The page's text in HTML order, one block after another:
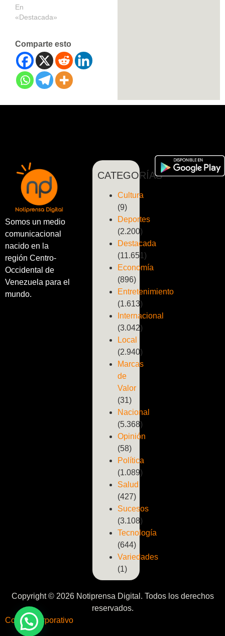
En
«Destacada»
Comparte esto
Somos un medio
comunicacional
nacido en la
región Centro-
Occidental de
Venezuela para el
mundo.
CATEGORÍAS
Cultura
(9)
Deportes
(2.200)
Destacada
(11.651)
Economía
(896)
Entretenimiento
(1.613)
Internacional
(3.042)
Local
(2.940)
Marcas
de
Valor
(31)
Nacional
(5.368)
Opinión
(58)
Política
(1.089)
Salud
(427)
Sucesos
(3.108)
Tecnología
(644)
Variedades
(1)
Copyright © 2026 Notiprensa Digital. Todos los derechos
reservados.
Correo Corporativo